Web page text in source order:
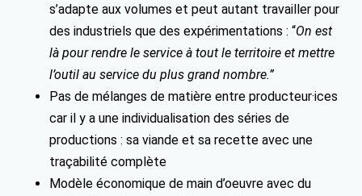
s’adapte aux volumes et peut autant travailler pour
des industriels que des expérimentations : “On est
là pour rendre le service à tout le territoire et mettre
l’outil au service du plus grand nombre.”
Pas de mélanges de matière entre producteur·ices
car il y a une individualisation des séries de
productions : sa viande et sa recette avec une
traçabilité complète
Modèle économique de main d’oeuvre avec du